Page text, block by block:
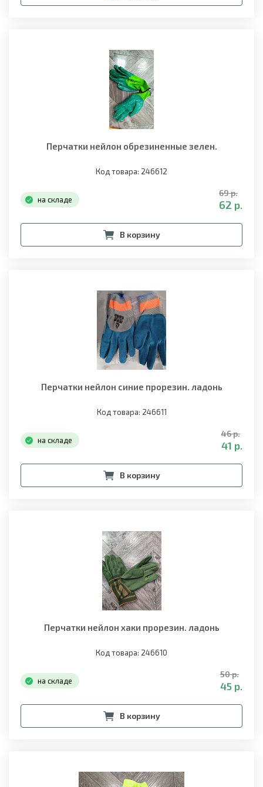
Перчатки нейлон обрезиненные зелен.
Код товара: 246612
на складе
69 р.
62 р.
В корзину
Перчатки нейлон синие прорезин. ладонь
Код товара: 246611
на складе
46 р.
41 р.
В корзину
Перчатки нейлон хаки прорезин. ладонь
Код товара: 246610
на складе
50 р.
45 р.
В корзину